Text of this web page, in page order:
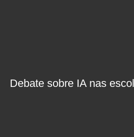
Debate sobre IA nas